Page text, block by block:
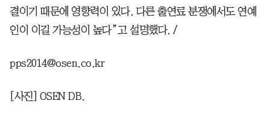
결이기 때문에 영향력이 있다. 다른 출연료 분쟁에서도 연예
인이 이길 가능성이 높다”고 설명했다. /
pps2014@osen.co.kr
[사진] OSEN DB.